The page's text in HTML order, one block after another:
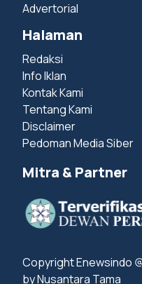
Advertorial
Halaman
Redaksi
Info Iklan
Kontak Kami
Tentang Kami
Disclaimer
Pedoman Media Siber
Mitra & Partner
Copyright Enewsindo
by Nusantara Tama